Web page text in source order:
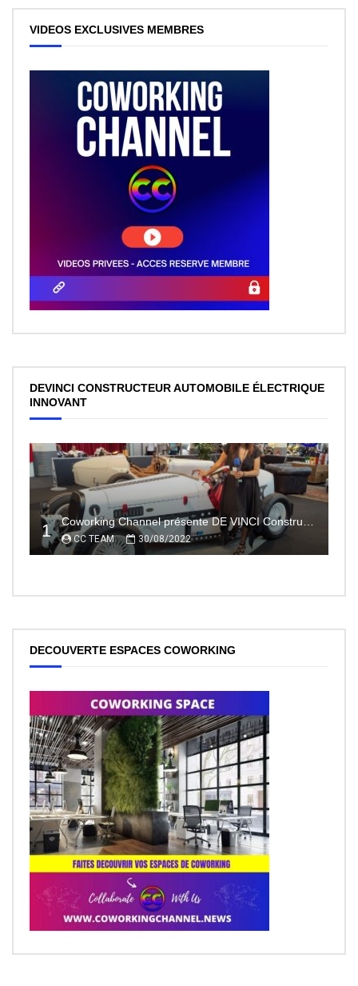
VIDEOS EXCLUSIVES MEMBRES
DEVINCI CONSTRUCTEUR AUTOMOBILE ÉLECTRIQUE
INNOVANT
1 Coworking Channel présente DE VINCI Constructeur automobile électrique innovant 100% made In France
CC TEAM 30/08/2022
DECOUVERTE ESPACES COWORKING